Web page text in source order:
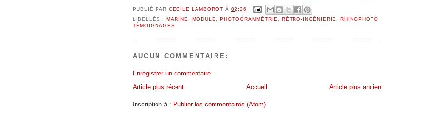
PUBLIÉ PAR CECILE LAMBOROT À 02:26
LIBELLÉS :
MARINE, MODULE, PHOTOGRAMMÉTRIE, RÉTRO-INGÉNIERIE, RHINOPHOTO,
TÉMOIGNAGES
AUCUN COMMENTAIRE:
Enregistrer un commentaire
Article plus récent
Article plus ancien
Accueil
Inscription à : Publier les commentaires (Atom)